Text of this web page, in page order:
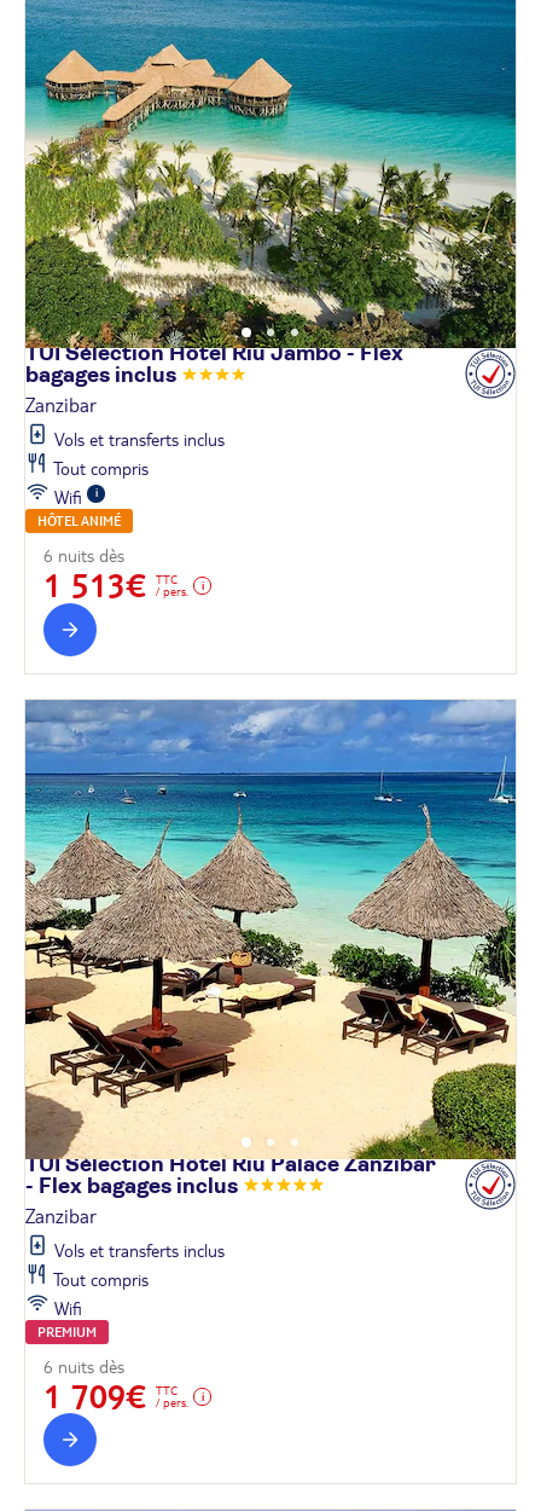
TUI Sélection Hôtel Riu Jambo - Flex
bagages inclus
Zanzibar
Vols et transferts inclus
Tout compris
Wifi
HÔTEL ANIMÉ
6 nuits dès
1 513€
TTC
/ pers.
TUI Sélection Hôtel Riu Palace Zanzibar
- Flex bagages inclus
Zanzibar
Vols et transferts inclus
Tout compris
Wifi
PREMIUM
6 nuits dès
1 709€
TTC
/ pers.